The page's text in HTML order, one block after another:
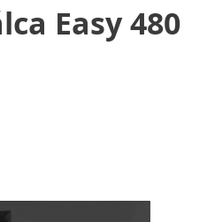
Easy 480